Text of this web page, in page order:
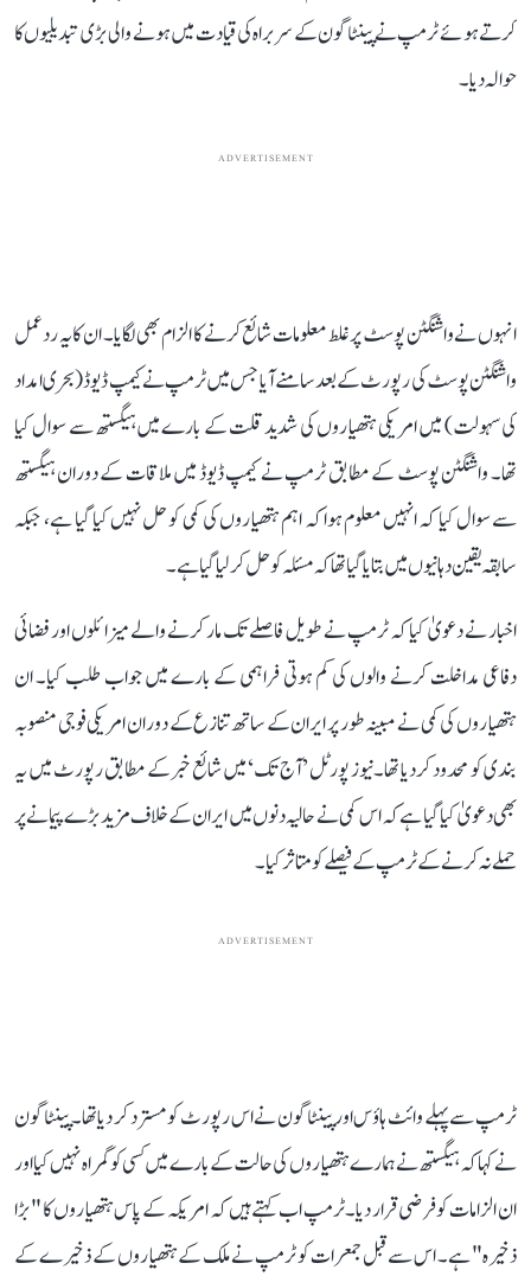
کرتے ہوئے ٹرمپ نے پینٹاگون کے سربراہ کی قیادت میں ہونے والی بڑی تبدیلیوں کا
حوالہ دیا۔
ADVERTISEMENT
انہوں نے واشنگٹن پوسٹ پر غلط معلومات شائع کرنے کا الزام بھی لگایا۔ ان کا یہ ردعمل
واشنگٹن پوسٹ کی رپورٹ کے بعد سامنے آیا جس میں ٹرمپ نے کیمپ ڈیوڈ (بحری امداد
کی سہولت) میں امریکی ہتھیاروں کی شدید قلت کے بارے میں ہیگستھ سے سوال کیا
تھا۔ واشنگٹن پوسٹ کے مطابق ٹرمپ نے کیمپ ڈیوڈ میں ملاقات کے دوران ہیگستھ
سے سوال کیا کہ انہیں معلوم ہوا کہ اہم ہتھیاروں کی کمی کو حل نہیں کیا گیا ہے، جبکہ
سابقہ ​​یقین دہانیوں میں بتا یا گیا تھا کہ مسئلہ کو حل کر لیا گیا ہے۔
اخبار نے دعویٰ کیا کہ ٹرمپ نے طویل فاصلے تک مار کرنے والے میزائلوں اور فضائی
دفاعی مداخلت کرنے والوں کی کم ہوتی فراہمی کے بارے میں جواب طلب کیا۔ ان
ہتھیاروں کی کمی نے مبینہ طور پر ایران کے ساتھ تنازع کے دوران امریکی فوجی منصوبہ
بندی کو محدود کر دیا تھا۔نیوز پورٹل ’آج تک‘ میں شائع خبر کے مطابق رپورٹ میں یہ
بھی دعویٰ کیا گیا ہے کہ اس کمی نے حالیہ دنوں میں ایران کے خلاف مزید بڑے پیمانے پر
حملے نہ کرنے کے ٹرمپ کے فیصلے کو متاثر کیا۔
ADVERTISEMENT
ٹرمپ سے پہلے وائٹ ہاؤس اور پینٹاگون نے اس رپورٹ کو مسترد کر دیا تھا۔ پینٹاگون
نے کہا کہ ہیگستھ نے ہمارے ہتھیاروں کی حالت کے بارے میں کسی کو گمراہ نہیں کیا اور
ان الزامات کو فرضی قرار دیا۔ٹرمپ اب کہتے ہیں کہ امریکہ کے پاس ہتھیاروں کا "بڑا
ذخیرہ" ہے۔ اس سے قبل جمعرات کو ٹرمپ نے ملک کے ہتھیاروں کے ذخیرے کے